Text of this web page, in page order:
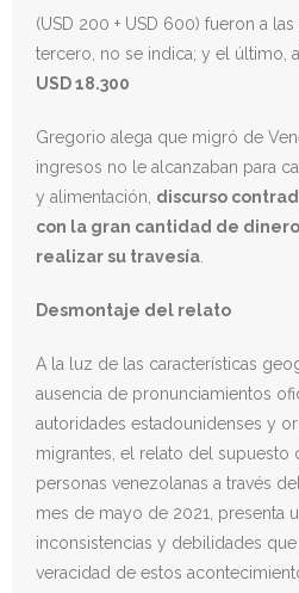
(USD 200 + USD 600) fueron a
tercero, no se indica; y el último,
USD 18.300
Gregorio alega que migró de
ingresos no le alcanzaban para
y alimentación, discurso
con la gran cantidad de
realizar su travesía
Desmontaje del relato
A la luz de las características
ausencia de pronunciamientos
autoridades estadounidenses y
migrantes, el relato del supuesto
personas venezolanas a través
mes de mayo de 2021, presenta
inconsistencias y debilidades
veracidad de estos